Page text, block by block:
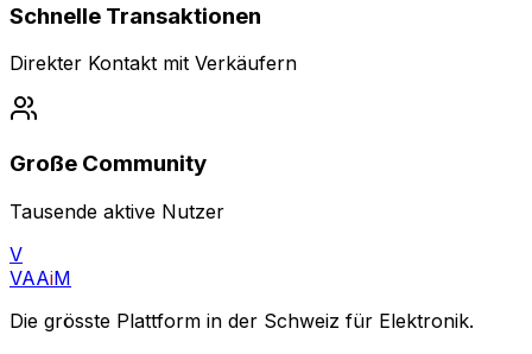
Schnelle Transaktionen
Direkter Kontakt mit Verkäufern
Große Community
Tausende aktive Nutzer
V
VAAiM
Die grösste Plattform in der Schweiz für Elektronik.